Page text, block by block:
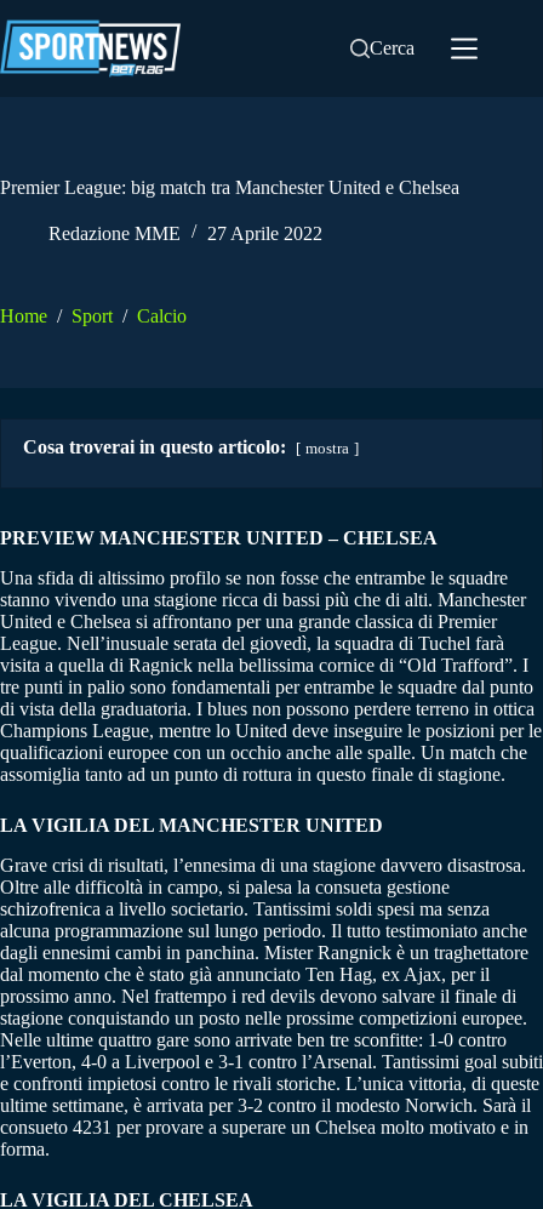
al
contenuto
Cerca
Premier League: big match tra Manchester United e Chelsea
Redazione MME 27 Aprile 2022
Home / Sport / Calcio
Cosa troverai in questo articolo: mostra
PREVIEW MANCHESTER UNITED – CHELSEA
Una sfida di altissimo profilo se non fosse che entrambe le squadre
stanno vivendo una stagione ricca di bassi più che di alti. Manchester
United e Chelsea si affrontano per una grande classica di Premier
League. Nell’inusuale serata del giovedì, la squadra di Tuchel farà
visita a quella di Ragnick nella bellissima cornice di “Old Trafford”. I
tre punti in palio sono fondamentali per entrambe le squadre dal punto
di vista della graduatoria. I blues non possono perdere terreno in ottica
Champions League, mentre lo United deve inseguire le posizioni per le
qualificazioni europee con un occhio anche alle spalle. Un match che
assomiglia tanto ad un punto di rottura in questo finale di stagione.
LA VIGILIA DEL MANCHESTER UNITED
Grave crisi di risultati, l’ennesima di una stagione davvero disastrosa.
Oltre alle difficoltà in campo, si palesa la consueta gestione
schizofrenica a livello societario. Tantissimi soldi spesi ma senza
alcuna programmazione sul lungo periodo. Il tutto testimoniato anche
dagli ennesimi cambi in panchina. Mister Rangnick è un traghettatore
dal momento che è stato già annunciato Ten Hag, ex Ajax, per il
prossimo anno. Nel frattempo i red devils devono salvare il finale di
stagione conquistando un posto nelle prossime competizioni europee.
Nelle ultime quattro gare sono arrivate ben tre sconfitte: 1-0 contro
l’Everton, 4-0 a Liverpool e 3-1 contro l’Arsenal. Tantissimi goal subiti
e confronti impietosi contro le rivali storiche. L’unica vittoria, di queste
ultime settimane, è arrivata per 3-2 contro il modesto Norwich. Sarà il
consueto 4231 per provare a superare un Chelsea molto motivato e in
forma.
LA VIGILIA DEL CHELSEA